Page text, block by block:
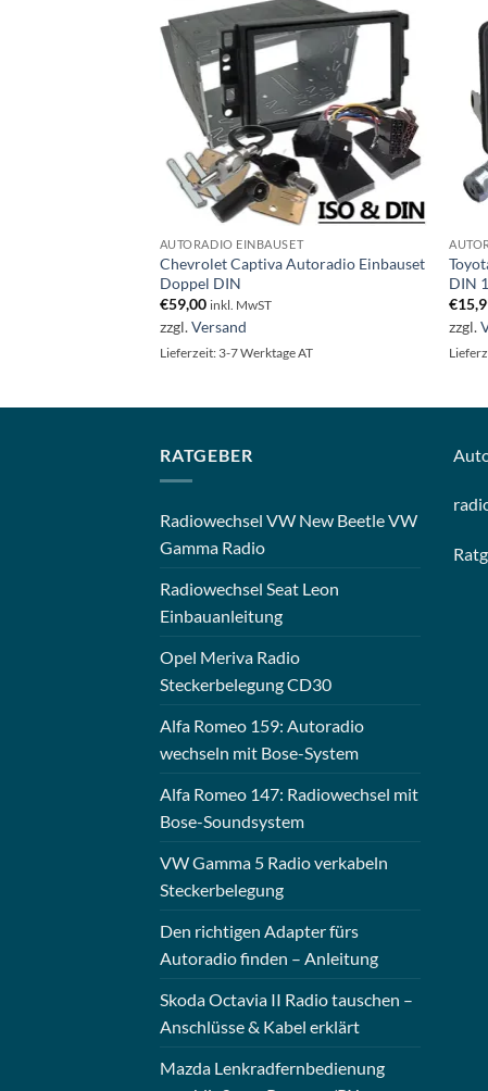
AUTORADIO EINBAUSET
Chevrolet Captiva Autoradio Einbauset
Doppel DIN
€59,00 inkl. MwST
zzgl.Versand
Lieferzeit: 3-7 Werktage AT
DIN
€
zzgl.
RATGEBER
Radiowechsel VW New Beetle VW
Gamma Radio
Radiowechsel Seat Leon
Einbauanleitung
Opel Meriva Radio
Steckerbelegung CD30
Alfa Romeo 159: Autoradio
wechseln mit Bose-System
Alfa Romeo 147: Radiowechsel mit
Bose-Soundsystem
VW Gamma 5 Radio verkabeln
Steckerbelegung
Den richtigen Adapter fürs
Autoradio finden – Anleitung
Skoda Octavia II Radio tauschen –
Anschlüsse & Kabel erklärt
Mazda Lenkradfernbedienung